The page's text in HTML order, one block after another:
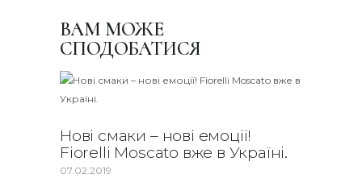
ВАМ МОЖЕ
СПОДОБАТИСЯ
Нові смаки – нові емоції!
Fiorelli Moscato вже в Україні.
07.02.2019